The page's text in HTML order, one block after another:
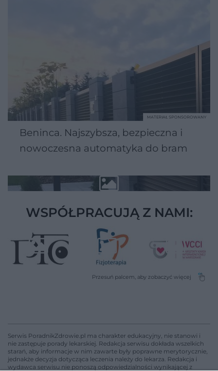
Beninca. Najszybsza, bezpieczna i
nowoczesna automatyka do bram
MATERIAŁ SPONSOROWANY
WSPÓŁPRACUJĄ Z NAMI:
Serwis PoradnikZdrowie.pl ma charakter edukacyjny, nie stanowi i
nie zastępuje porady lekarskiej. Redakcja serwisu dokłada wszelkich
starań, aby informacje w nim zawarte były poprawne merytorycznie,
jednakże decyzja dotycząca leczenia należy do lekarza. Redakcja i
wydawca serwisu nie ponoszą odpowiedzialności wynikającej z